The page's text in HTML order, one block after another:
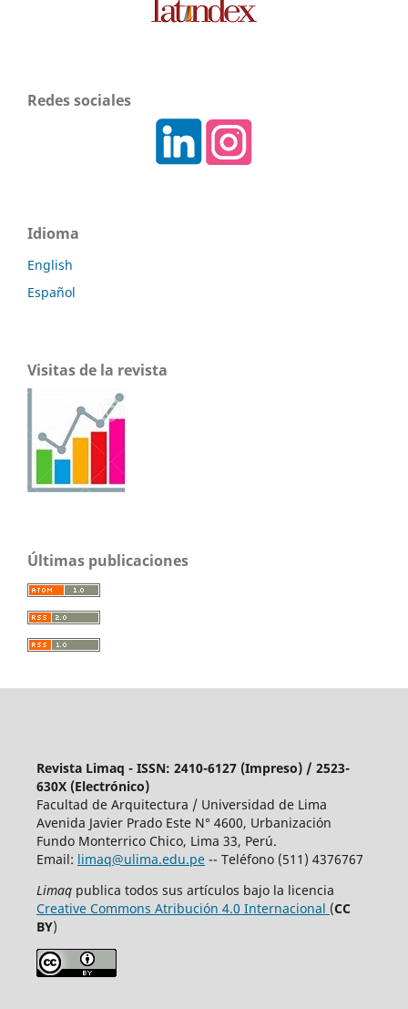
Redes sociales
Idioma
English
Español
Visitas de la revista
Últimas publicaciones
Revista Limaq - ISSN: 2410-6127 (Impreso) / 2523-
630X (Electrónico)
Facultad de Arquitectura / Universidad de Lima
Avenida Javier Prado Este N° 4600, Urbanización
Fundo Monterrico Chico, Lima 33, Perú.
Email: limaq@ulima.edu.pe-- Teléfono (511) 4376767
Limaq publica todos sus artículos bajo la licencia
Creative Commons Atribución 4.0 Internacional (CC
BY)